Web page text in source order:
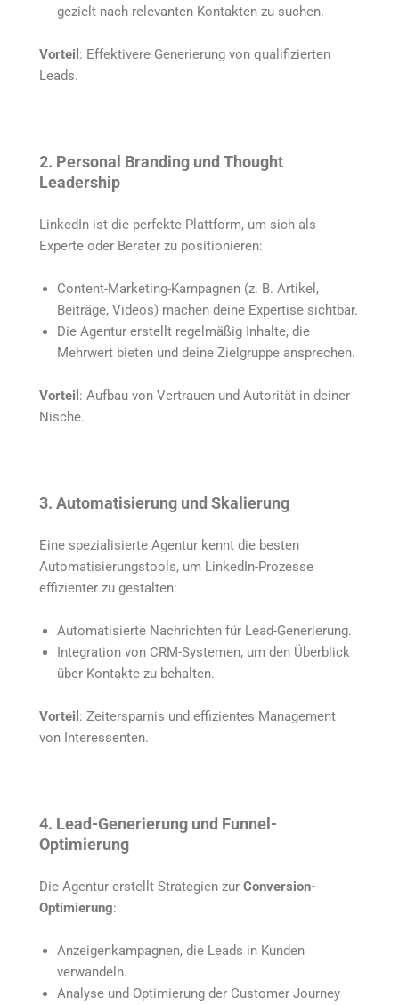
gezielt nach relevanten Kontakten zu suchen.
Vorteil : Effektivere Generierung von qualifizierten
Leads.
2. Personal Branding und Thought
Leadership
LinkedIn ist die perfekte Plattform, um sich als
Experte oder Berater zu positionieren:
Content-Marketing-Kampagnen (z. B. Artikel,
Beiträge, Videos) machen deine Expertise sichtbar.
Die Agentur erstellt regelmäßig Inhalte, die
Mehrwert bieten und deine Zielgruppe ansprechen.
Vorteil : Aufbau von Vertrauen und Autorität in deiner
Nische.
3. Automatisierung und Skalierung
Eine spezialisierte Agentur kennt die besten
Automatisierungstools, um LinkedIn-Prozesse
effizienter zu gestalten:
Automatisierte Nachrichten für Lead-Generierung.
Integration von CRM-Systemen, um den Überblick
über Kontakte zu behalten.
Vorteil : Zeitersparnis und effizientes Management
von Interessenten.
4. Lead-Generierung und Funnel-
Optimierung
Die Agentur erstellt Strategien zurConversion-
Optimierung:
Anzeigenkampagnen, die Leads in Kunden
verwandeln.
Analyse und Optimierung der Customer Journey